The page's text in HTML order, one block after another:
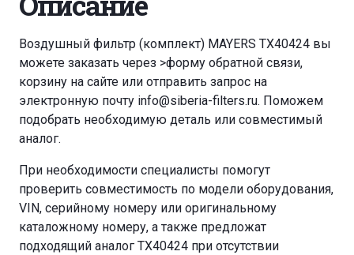
Воздушный фильтр (комплект) MAYERS TX40424 вы
можете заказать через >форму обратной связи,
корзину на сайте или отправить запрос на
электронную почту info@siberia-filters.ru. Поможем
подобрать необходимую деталь или совместимый
аналог.
При необходимости специалисты помогут
проверить совместимость по модели оборудования,
VIN, серийному номеру или оригинальному
каталожному номеру, а также предложат
подходящий аналог TX40424 при отсутствии